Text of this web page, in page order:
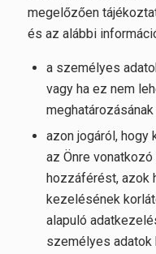
megelőzően
és az alábbi
a személyes
vagy ha ez nem
azon jogáról, hogy
az Önre
hozzáférést, azok
kezelésének
alapuló
személyes adatok